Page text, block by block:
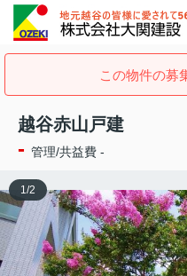
この物件の募
越谷赤山戸建
- 管理/共益費 -
1/2